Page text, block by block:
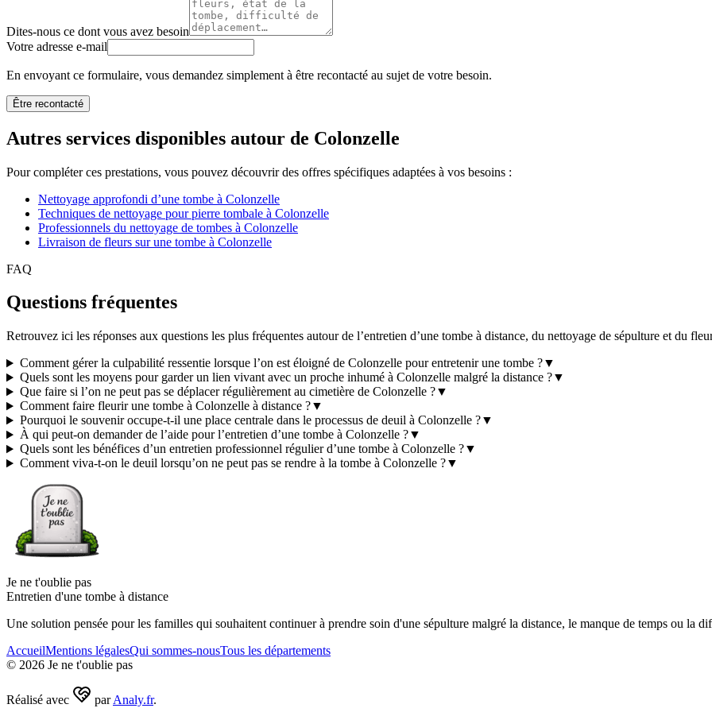
Dites-nous ce dont vous avez besoin
Votre adresse e-mail
En envoyant ce formulaire, vous demandez simplement à être recontacté au sujet de votre besoin.
Être recontacté
Autres services disponibles autour de Colonzelle
Pour compléter ces prestations, vous pouvez découvrir des offres spécifiques adaptées à vos besoins :
Nettoyage approfondi d’une tombe à Colonzelle
Techniques de nettoyage pour pierre tombale à Colonzelle
Professionnels du nettoyage de tombes à Colonzelle
Livraison de fleurs sur une tombe à Colonzelle
FAQ
Questions fréquentes
Retrouvez ici les réponses aux questions les plus fréquentes autour de l’entretien d’une tombe à distance, du nettoyage de sépulture et du
Comment gérer la culpabilité ressentie lorsque l’on est éloigné de Colonzelle pour entretenir une tombe ?▼
Quels sont les moyens pour garder un lien vivant avec un proche inhumé à Colonzelle malgré la distance ?▼
Que faire si l’on ne peut pas se déplacer régulièrement au cimetière de Colonzelle ?▼
Comment faire fleurir une tombe à Colonzelle à distance ?▼
Pourquoi le souvenir occupe-t-il une place centrale dans le processus de deuil à Colonzelle ?▼
À qui peut-on demander de l’aide pour l’entretien d’une tombe à Colonzelle ?▼
Quels sont les bénéfices d’un entretien professionnel régulier d’une tombe à Colonzelle ?▼
Comment viva-t-on le deuil lorsqu’on ne peut pas se rendre à la tombe à Colonzelle ?▼
Je ne t'oublie pas
Entretien d'une tombe à distance
Une solution pensée pour les familles qui souhaitent continuer à prendre soin d'une sépulture malgré la distance, le manque de temps ou la
AccueilMentions légalesQui sommes-nousTous les départements
© 2026 Je ne t'oublie pas
Réalisé avec par Analy.fr.